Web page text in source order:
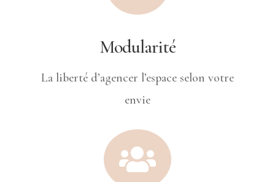
Modularité
La liberté d’agencer l’espace selon votre
envie
